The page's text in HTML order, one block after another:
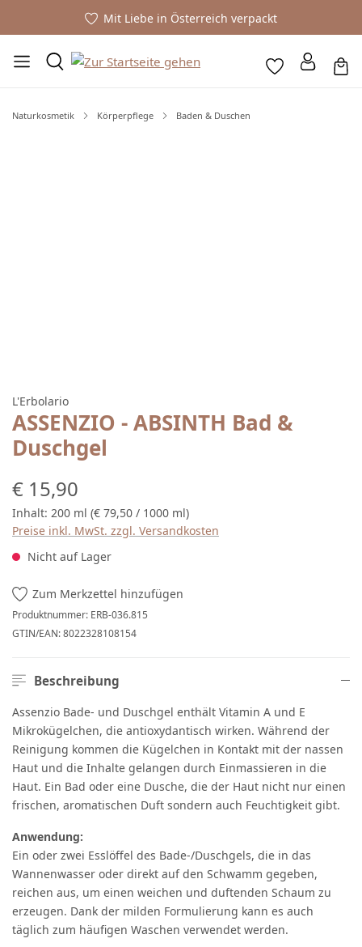
Mit Liebe in Österreich verpackt
Naturkosmetik Körperpflege Baden & Duschen
L'Erbolario
ASSENZIO - ABSINTH Bad &
Duschgel
Regulärer Preis:
€ 15,90
Inhalt: 200 ml (€ 79,50 / 1000 ml)
Preise inkl. MwSt. zzgl. Versandkosten
Nicht auf Lager
Zum Merkzettel hinzufügen
Produktnummer: ERB-036.815
GTIN/EAN:8022328108154
Beschreibung
Assenzio Bade- und Duschgel enthält Vitamin A und E
Mikrokügelchen, die antioxydantisch wirken. Während der
Reinigung kommen die Kügelchen in Kontakt mit der nassen
Haut und die Inhalte gelangen durch Einmassieren in die
Haut. Ein Bad oder eine Dusche, die der Haut nicht nur einen
frischen, aromatischen Duft sondern auch Feuchtigkeit gibt.
Anwendung:
Ein oder zwei Esslöffel des Bade-/Duschgels, die in das
Wannenwasser oder direkt auf den Schwamm gegeben,
reichen aus, um einen weichen und duftenden Schaum zu
erzeugen. Dank der milden Formulierung kann es auch
täglich zum häufigen Waschen verwendet werden.